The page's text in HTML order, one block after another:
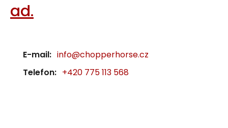
ad.
E-mail: info@chopperhorse.cz
Telefon: +420 775 113 568